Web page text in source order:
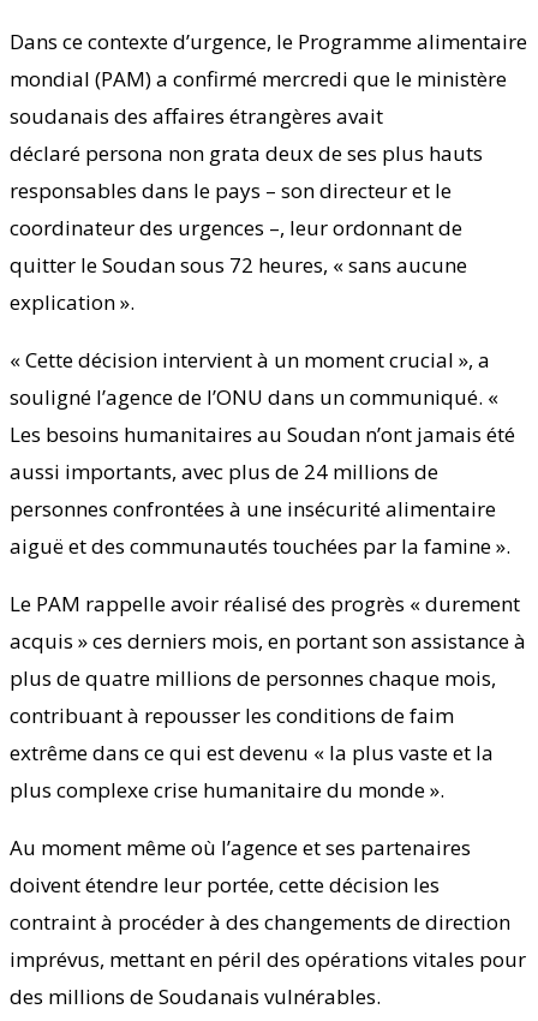
Dans ce contexte d’urgence, le Programme alimentaire
mondial (PAM) a confirmé mercredi que le ministère
soudanais des affaires étrangères avait
déclaré persona non grata deux de ses plus hauts
responsables dans le pays – son directeur et le
coordinateur des urgences –, leur ordonnant de
quitter le Soudan sous 72 heures, « sans aucune
explication ».
« Cette décision intervient à un moment crucial », a
souligné l’agence de l’ONU dans un communiqué. «
Les besoins humanitaires au Soudan n’ont jamais été
aussi importants, avec plus de 24 millions de
personnes confrontées à une insécurité alimentaire
aiguë et des communautés touchées par la famine ».
Le PAM rappelle avoir réalisé des progrès « durement
acquis » ces derniers mois, en portant son assistance à
plus de quatre millions de personnes chaque mois,
contribuant à repousser les conditions de faim
extrême dans ce qui est devenu « la plus vaste et la
plus complexe crise humanitaire du monde ».
Au moment même où l’agence et ses partenaires
doivent étendre leur portée, cette décision les
contraint à procéder à des changements de direction
imprévus, mettant en péril des opérations vitales pour
des millions de Soudanais vulnérables.